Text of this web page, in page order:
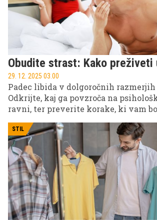
Obudite strast: Kako preživeti
29. 12. 2025 03.00
Padec libida v dolgoročnih
Odkrijte, kaj ga povzroča na
ravni, ter preverite korake, ki vam
ponovno obuditi spolno željo in
STIL